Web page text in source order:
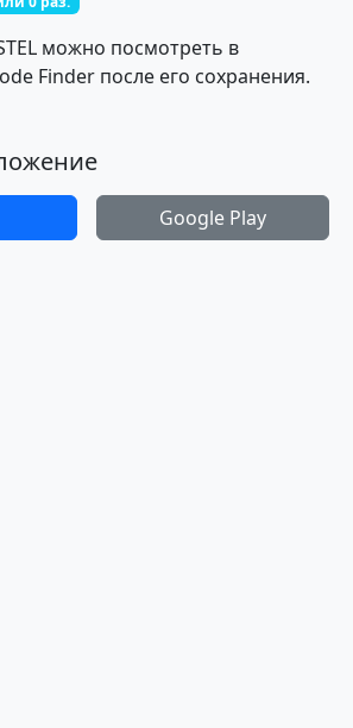
можно посмотреть в
Finder после его сохранения.
Google Play